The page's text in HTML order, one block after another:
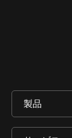
製品